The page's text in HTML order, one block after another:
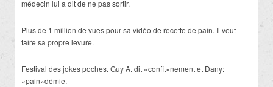
médecin lui a dit de ne pas sortir.
Plus de 1 million de vues pour sa vidéo de recette de pain. Il veut
faire sa propre levure.
Festival des jokes poches. Guy A. dit «confit»nement et Dany:
«pain»démie.